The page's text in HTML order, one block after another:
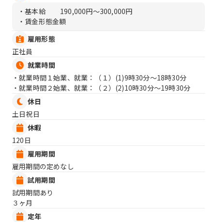
・基本給
190,000円〜300,000円
・賃金形態金額
雇用形態
正社員
就業時間
・就業時間１始業、就業：（１） (1)9時30分〜18時30分
・就業時間２始業、就業：（２） (2)10時30分〜19時30分
休日
土日祝日
休暇
120日
雇用期間
雇用期間の定めなし
試用期間
試用期間あり
３ヶ月
定年